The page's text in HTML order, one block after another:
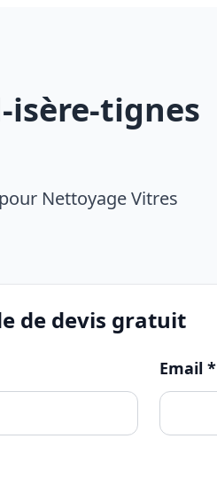
isère-tignes
Nettoyage Vitres
de devis gratuit
Email *